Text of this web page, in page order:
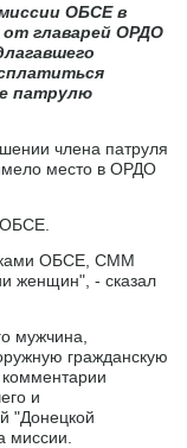
ОБСЕ в
от главарей ОРДО
патрулю
члена патруля
место в ОРДО
ОБСЕ, СММ
женщин", - сказал
мужчина,
гражданскую
и
"Донецкой
миссии.